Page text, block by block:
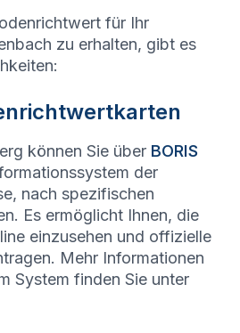
für Ihr
zu erhalten, gibt es
können Sie über BORIS
der
nach spezifischen
Es ermöglicht Ihnen, die
einzusehen und offizielle
Mehr Informationen
System finden Sie unter